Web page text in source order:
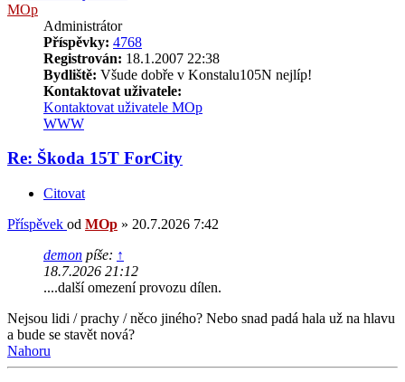
MOp
Administrátor
Příspěvky: 4768
Registrován: 18.1.2007 22:38
Bydliště: Všude dobře v Konstalu105N nejlíp!
Kontaktovat uživatele:
Kontaktovat uživatele MOp
WWW
Re: Škoda 15T ForCity
Citovat
Příspěvek od MOp » 20.7.2026 7:42
demon píše: ↑
18.7.2026 21:12
....další omezení provozu dílen.
Nejsou lidi / prachy / něco jiného? Nebo snad padá hala už na hlavu
a bude se stavět nová?
Nahoru